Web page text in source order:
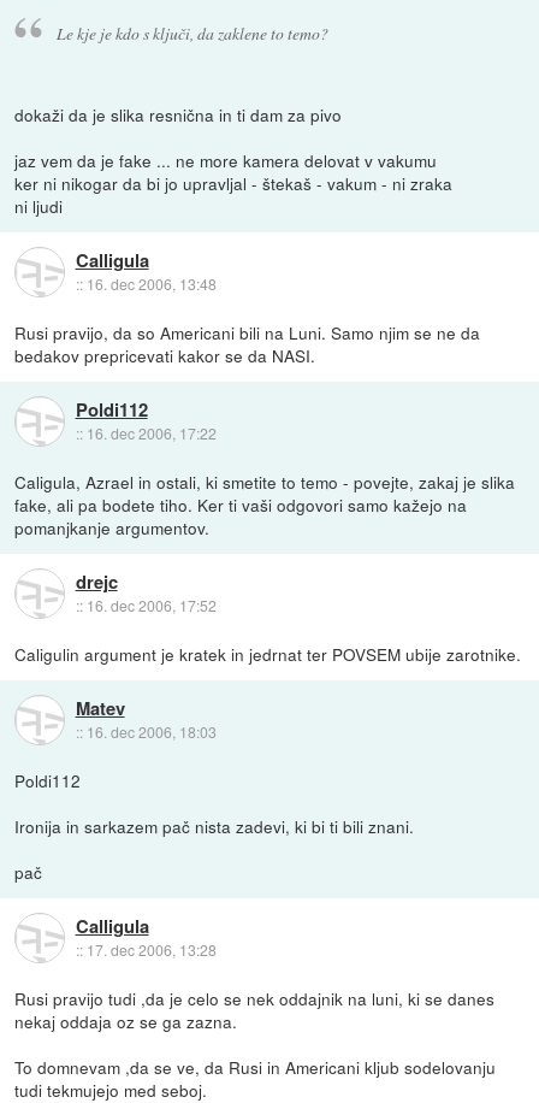
Le kje je kdo s ključi, da zaklene to temo?
dokaži da je slika resnična in ti dam za pivo
jaz vem da je fake ... ne more kamera delovat v vakumu
ker ni nikogar da bi jo upravljal - štekaš - vakum - ni zraka
ni ljudi
Calligula
:: 16. dec 2006, 13:48
Rusi pravijo, da so Americani bili na Luni. Samo njim se ne da
bedakov prepricevati kakor se da NASI.
Poldi112
:: 16. dec 2006, 17:22
Caligula, Azrael in ostali, ki smetite to temo - povejte, zakaj je slika
fake, ali pa bodete tiho. Ker ti vaši odgovori samo kažejo na
pomanjkanje argumentov.
drejc
:: 16. dec 2006, 17:52
Caligulin argument je kratek in jedrnat ter POVSEM ubije zarotnike.
Matev
:: 16. dec 2006, 18:03
Poldi112
Ironija in sarkazem pač nista zadevi, ki bi ti bili znani.
pač
Calligula
:: 17. dec 2006, 13:28
Rusi pravijo tudi ,da je celo se nek oddajnik na luni, ki se danes
nekaj oddaja oz se ga zazna.
To domnevam ,da se ve, da Rusi in Americani kljub sodelovanju
tudi tekmujejo med seboj.